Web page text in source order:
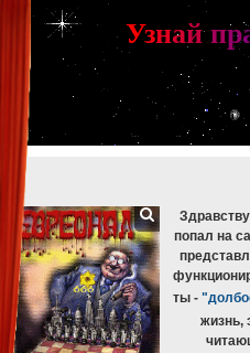
[phpBB Debug] PHP Warning : in file [ROOT]/
mysqli_fetch_assoc(): Couldn't fetch
[phpBB Debug] PHP Warning: in file[ROOT]/
mysqli_free_result(): Couldn't fetch
[phpBB Debug] PHP Warning
[ROOT]/
mysqli_fetch_assoc(): Couldn't fetch
[phpBB Debug] PHP Warning
: in file [ROOT]/
mysqli_free_result(): Couldn't fetch
[phpBB Debug] PHP Warning: in file [ROOT]/
mysqli_fetch_assoc(): Couldn't fetch
[phpBB Debug] PHP Warning
[ROOT]/
mysqli_free_result(): Couldn't fetch
Узнай пр
попал на
ты -
жизнь,